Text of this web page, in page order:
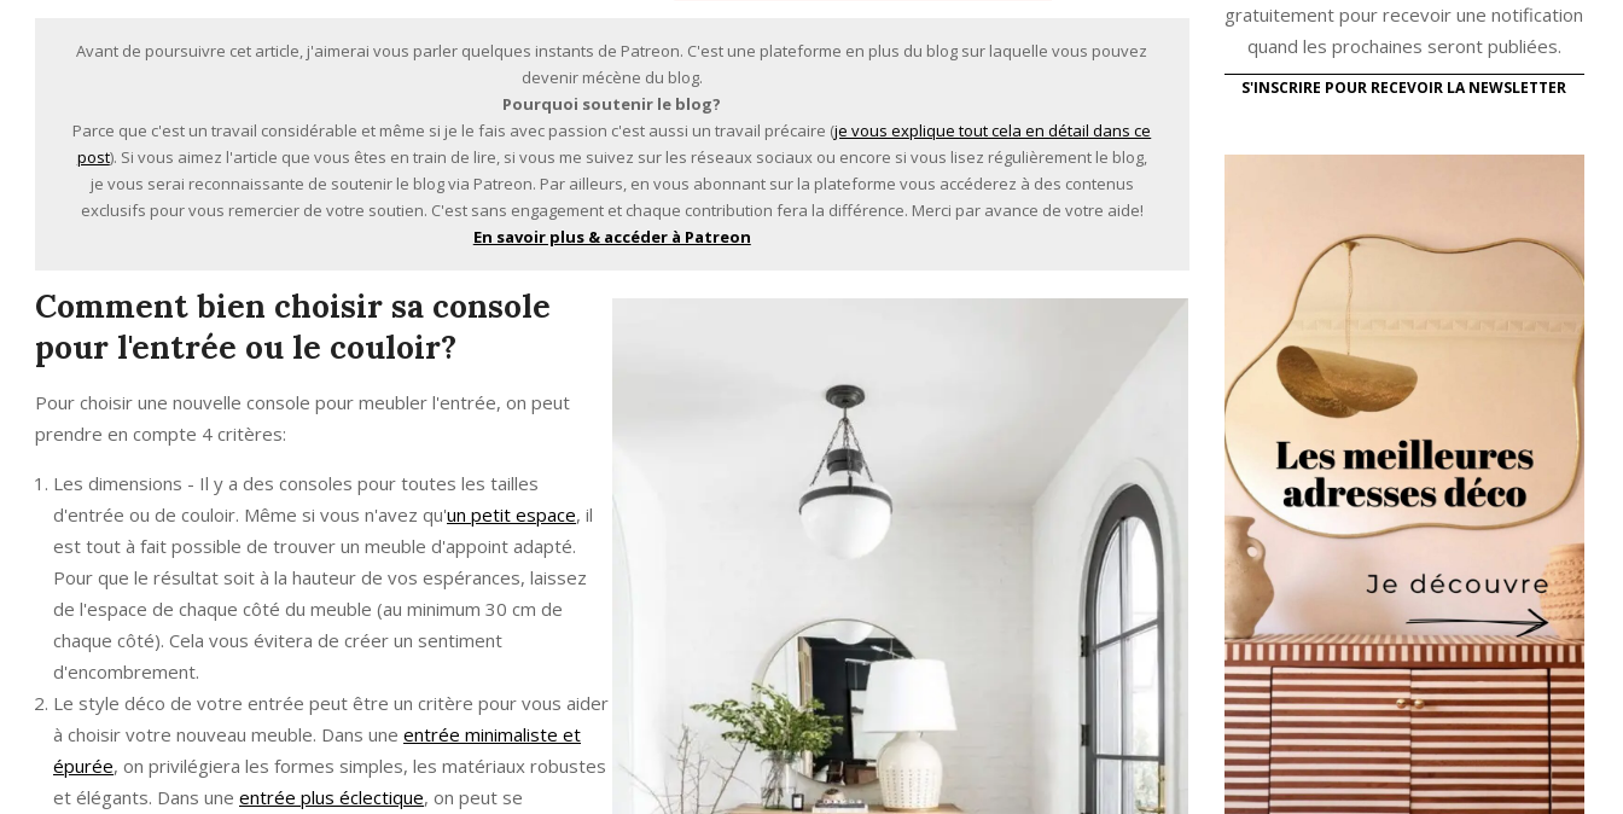
Avant de poursuivre cet article, j'aimerai vous parler quelques instants de Patreon. C'est une plateforme en plus du blog sur laquelle vous pouvez
devenir mécène du blog.
Pourquoi soutenir le blog?
Parce que c'est un travail considérable et même si je le fais avec passion c'est aussi un travail précaire (je vous explique tout cela en détail dans ce
post). Si vous aimez l'article que vous êtes en train de lire, si vous me suivez sur les réseaux sociaux ou encore si vous lisez régulièrement le blog,
je vous serai reconnaissante de soutenir le blog via Patreon. Par ailleurs, en vous abonnant sur la plateforme vous accéderez à des contenus
exclusifs pour vous remercier de votre soutien. C'est sans engagement et chaque contribution fera la différence. Merci par avance de votre aide!
En savoir plus & accéder à Patreon
Comment bien choisir sa console
pour l'entrée ou le couloir?
Pour choisir une nouvelle console pour meubler l'entrée, on peut
prendre en compte 4 critères:
Les dimensions - Il y a des consoles pour toutes les tailles
d'entrée ou de couloir. Même si vous n'avez qu'un petit espace, il
est tout à fait possible de trouver un meuble d'appoint adapté.
Pour que le résultat soit à la hauteur de vos espérances, laissez
de l'espace de chaque côté du meuble (au minimum 30 cm de
chaque côté). Cela vous évitera de créer un sentiment
d'encombrement.
Le style déco de votre entrée peut être un critère pour vous aider
à choisir votre nouveau meuble. Dans une entrée minimaliste et
épurée, on privilégiera les formes simples, les matériaux robustes
et élégants. Dans une entrée plus éclectique, on peut se
gratuitement pour recevoir une notification
quand les prochaines seront publiées.
S'INSCRIRE POUR RECEVOIR LA NEWSLETTER